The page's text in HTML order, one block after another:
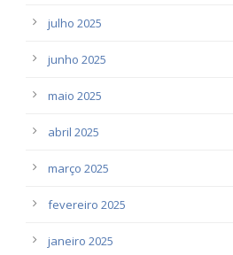
julho 2025
junho 2025
maio 2025
abril 2025
março 2025
fevereiro 2025
janeiro 2025